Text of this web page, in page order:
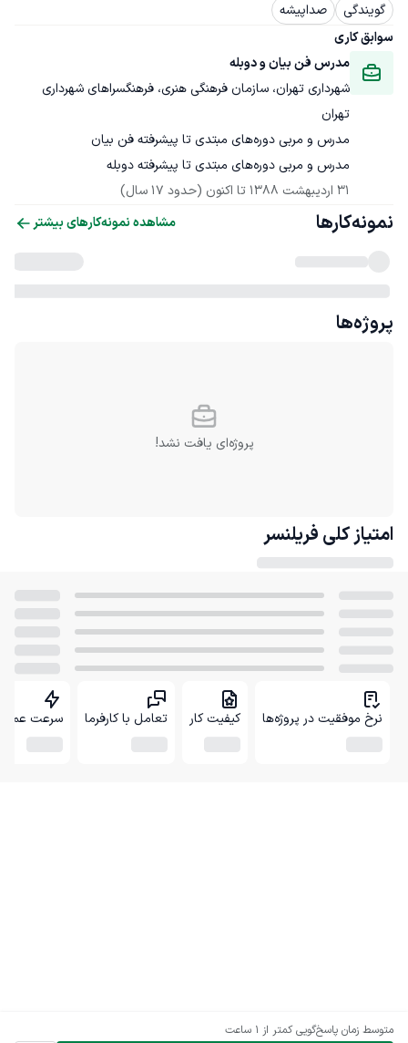
متوسط زمان پاسخ‌گویی کمتر از 1 ساعت
گویندگی
صداپیشه
سوابق کاری
مدرس فن بیان و دوبله
شهرداری تهران، سازمان فرهنگی هنری، فرهنگسراهای شهرداری
تهران
مدرس و مربی دوره‌های مبتدی تا پیشرفته دوبله
31 اردیبهشت 1388
تا اکنون (حدود 17 سال)
نمونه‌کارها مشاهده نمونه‌کارهای بیشتر
پروژه‌ها
پروژه‌ای یافت نشد!
امتیاز کلی فریلنسر
نرخ موفقیت در پروژه‌ها کیفیت کار تعامل با کارفرما سرعت عمل